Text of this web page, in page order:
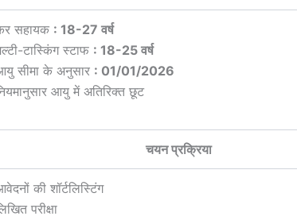
सहायक : 18-27 वर्ष
टास्किंग स्टाफ : 18-25 वर्ष
सीमा के अनुसार : 01/01/2026
आयु में अतिरिक्त छूट
चयन प्रक्रिया
की शॉर्टलिस्टिंग
परीक्षा